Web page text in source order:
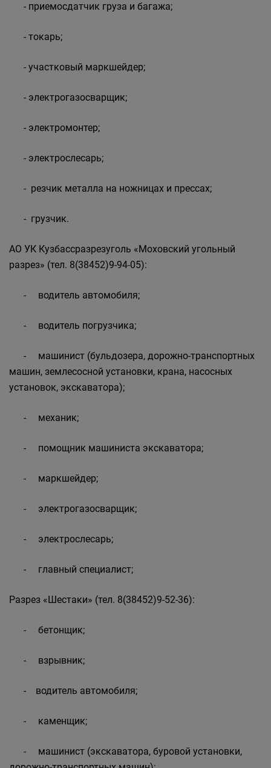
- приемосдатчик груза и багажа;
- токарь;
- участковый маркшейдер;
- электрогазосварщик;
- электромонтер;
- электрослесарь;
- резчик металла на ножницах и прессах;
- грузчик.
АО УК Кузбассразрезуголь «Моховский угольный
разрез» (тел. 8(38452)9-94-05):
- водитель автомобиля;
- водитель погрузчика;
- машинист (бульдозера, дорожно-транспортных
машин, землесосной установки, крана, насосных
установок, экскаватора);
- механик;
- помощник машиниста экскаватора;
- маркшейдер;
- электрогазосварщик;
- электрослесарь;
- главный специалист;
Разрез «Шестаки» (тел. 8(38452)9-52-36):
- бетонщик;
- взрывник;
- водитель автомобиля;
- каменщик;
- машинист (экскаватора, буровой установки,